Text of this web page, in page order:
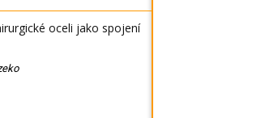
oceli jako spojení